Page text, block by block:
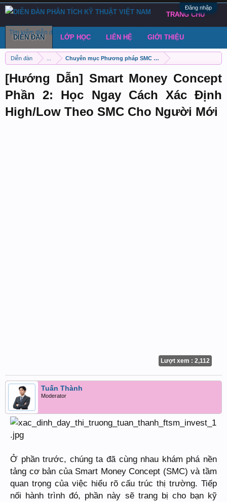
Đăng nhập
Diễn đàn Chuyên mục Phương pháp SMC (Smart Money Concept)
[Hướng Dẫn] Smart Money Concept
Phần 2: Học Ngay Cách Xác Định
High/Low Theo SMC Cho Người Mới
Lượt xem : 2,112
Tuấn Thành
Moderator
Ở phần trước, chúng ta đã cùng nhau khám phá nền
tảng cơ bản của Smart Money Concept (SMC) và tầm
quan trọng của việc hiểu rõ cấu trúc thị trường. Tiếp
nối hành trình đó, phần này sẽ trang bị cho bạn kỹ
TRANG CHỦ
DIỄN ĐÀN
Tìm kiếm diễn đàn Bài viết gần đây Đăng chủ đề
LỚP HỌC LIÊN HỆ GIỚI THIỆU